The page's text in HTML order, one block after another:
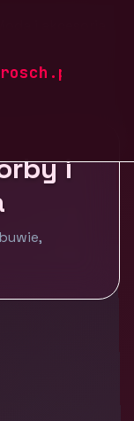
i